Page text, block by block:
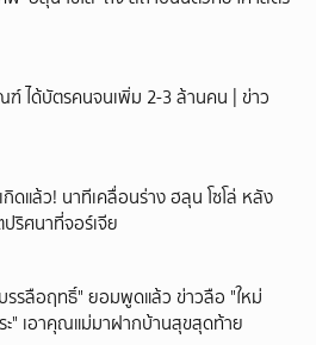
ฑ์ ได้บัตรคนจนเพิ่ม 2-3 ล้านคน | ข่าว
ดแล้ว! นาทีเคลื่อนร่าง ฮลุน โซโล่ หลัง
ปริศนาที่จอร์เจีย
รลือฤทธิ์" ยอมพูดแล้ว ข่าวลือ "ใหม่
ะ" เอาคุณแม่มาฝากบ้านสุขสุดท้าย